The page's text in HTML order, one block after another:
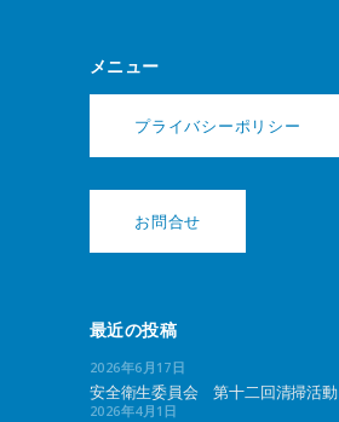
メニュー
プライバシーポリシー
お問合せ
最近の投稿
2026年6月17日
安全衛生委員会 第十二回清掃活動
2026年4月1日